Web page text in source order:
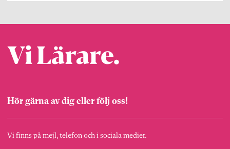
Hör gärna av dig eller följ oss!
Vi finns på mejl, telefon och i sociala medier.